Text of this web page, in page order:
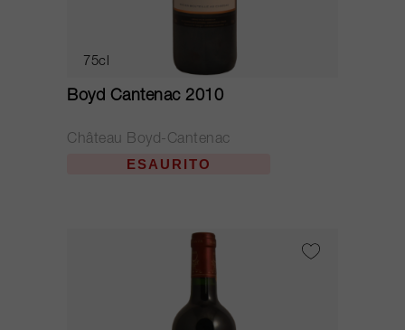
75cl
Boyd Cantenac 2010
Château Boyd-Cantenac
ESAURITO